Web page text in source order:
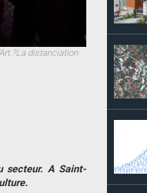
distanciation
secteur. A Saint-